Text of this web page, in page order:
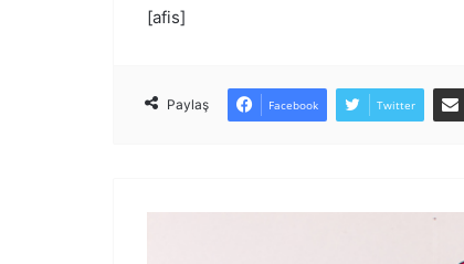
[afis]
Paylaş Facebook Twitter